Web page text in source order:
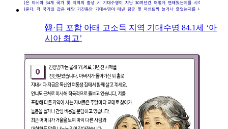
韓·日 포함 아태 고소득 지역 기대수명 84.1세 ‘아
시아 최고’